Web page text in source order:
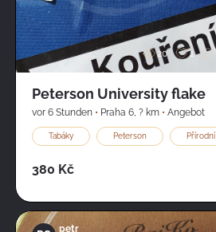
20 1
Peterson University flake
vor 6 Stunden • Praha 6, ? km • Angebot
Tabáky Peterson Přírodní
380 Kč
petr